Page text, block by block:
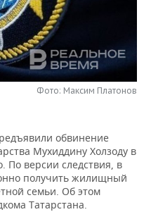
Фото: Максим Платонов
обвинение
Мухиддину Холзоду в
версии следствия, в
получить жилищный
семьи. Об этом
Татарстана.